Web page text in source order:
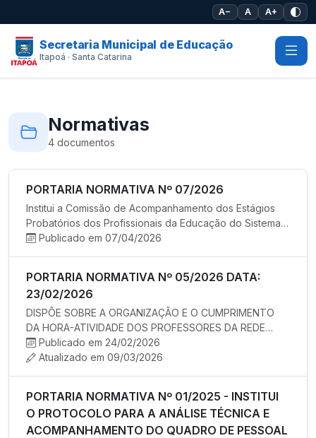
A− A A+
Secretaria Municipal de Educação
Itapoá · Santa Catarina
Normativas
4 documentos
PORTARIA NORMATIVA Nº 07/2026
Institui a Comissão de Acompanhamento dos Estágios
Probatórios dos Profissionais da Educação do Sistema
Municipal de Ens…
Publicado em 07/04/2026
PORTARIA NORMATIVA Nº 05/2026 DATA:
23/02/2026
DISPÕE SOBRE A ORGANIZAÇÃO E O CUMPRIMENTO
DA HORA-ATIVIDADE DOS PROFESSORES DA REDE
MUNICIPAL DE ENSINO DE ITAPOÁ. Itap…
Publicado em 24/02/2026
Atualizado em 09/03/2026
PORTARIA NORMATIVA Nº 01/2025 - INSTITUI
O PROTOCOLO PARA A ANÁLISE TÉCNICA E
ACOMPANHAMENTO DO QUADRO DE PESSOAL